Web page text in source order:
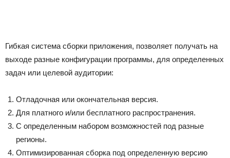
Гибкая система сборки приложения, позволяет получать на
выходе разные конфигурации программы, для определенных
задач или целевой аудитории:
Отладочная или окончательная версия.
Для платного и/или бесплатного распространения.
С определенным набором возможностей под разные
регионы.
Оптимизированная сборка под определенную версию